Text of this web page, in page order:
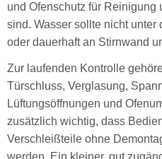
und Ofenschutz für
sind. Wasser sollte nicht unter
oder dauerhaft an Stirnwand
Zur laufenden Kontrolle
Türschluss, Verglasung,
Lüftungsöffnungen und
zusätzlich wichtig, dass
Verschleißteile ohne